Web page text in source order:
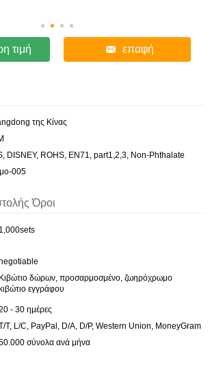
τιμή επαφή
της Κίνας
DISNEY, ROHS, EN71, part1,2,3, Non-Phthalate
005
Όροι
1,000sets
Κιβώτιο δώρων, προσαρμοσμένο, ζωηρόχρωμο
εγγράφου
- 30 ημέρες
T, L/C, PayPal, D/A, D/P, Western Union, MoneyGram
σύνολα ανά μήνα